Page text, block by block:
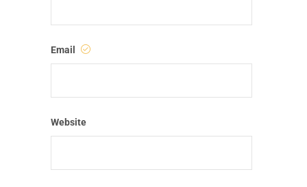
Email
Website